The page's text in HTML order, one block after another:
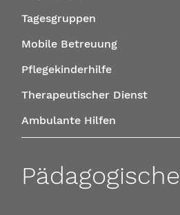
Tagesgruppen
Mobile Betreuung
Pflegekinderhilfe
Therapeutischer Dienst
Ambulante Hilfen